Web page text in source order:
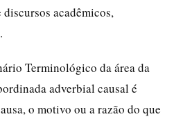
acadêmicos,
Terminológico da área da
adverbial causal é
o motivo ou a razão do que